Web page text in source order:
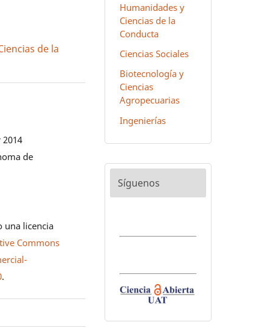
de la
de
una licencia
Commons
.
Humanidades y
Ciencias de la
Conducta
Ciencias Sociales
Biotecnología y
Ciencias
Agropecuarias
Ingenierías
Síguenos